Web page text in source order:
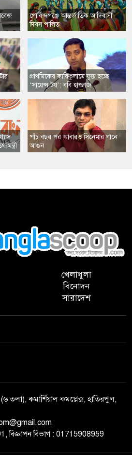
​গোবিন্দগঞ্জে আন্তর্জাতিক আদিবাসী
দিবস পালিত
​প্রাথমিকের কারিকুলামে যুক্ত হচ্ছে
‘সায়েন্স টয়’: ববি হাজ্জাজ
​পাঁচ বছর পর আবারও সিনেমার গানে
আগুন
খেলাধুলা
বিনোদন
সারাদেশ
তলা), কমার্শিয়াল কমপ্লেক্স, হাতিরপুল,
বিজ্ঞাপন বিভাগ : 01715908959